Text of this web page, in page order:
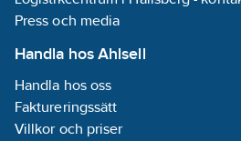
Skruvlängder 33
Passar även för
korrosionsklass
C3. Lämplig bits
storlek: PH2
Press och media
Handla hos Ahlsell
Handla hos oss
Faktureringssätt
Villkor och priser